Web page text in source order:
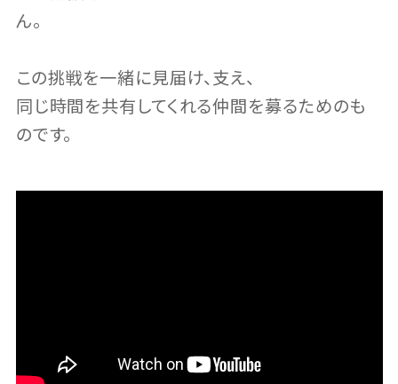
ん。
この挑戦を一緒に見届け、支え、
同じ時間を共有してくれる仲間を募るためのも
のです。